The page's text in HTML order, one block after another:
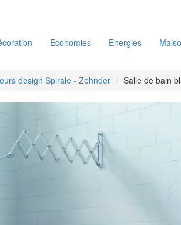
Economies Energies
design Spirale - Zehnder Salle de bain